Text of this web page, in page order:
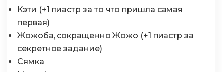
Кэти (+1 пиастр за то что пришла самая
первая)
Жожоба, сокращенно Жожо (+1 пиастр за
секретное задание)
Сямка